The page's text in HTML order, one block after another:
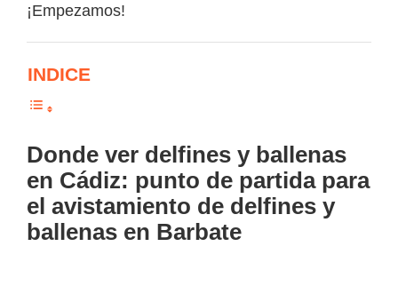
¡Empezamos!
INDICE
Donde ver delfines y ballenas
en Cádiz: punto de partida para
el avistamiento de delfines y
ballenas en Barbate